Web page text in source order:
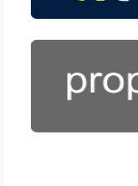
segundos